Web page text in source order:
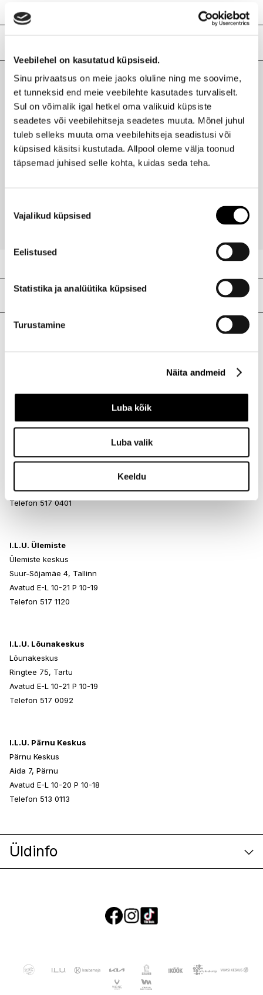
Veebilehel on kasutatud küpsiseid.
Sinu privaatsus on meie jaoks oluline ning me soovime,
et tunneksid end meie veebilehte kasutades turvaliselt.
Sul on võimalik igal hetkel oma valikuid küpsiste
seadetes või veebilehitseja seadetes muuta. Mõnel juhul
tuleb selleks muuta oma veebilehitseja seadistusi või
küpsised käsitsi kustutada. Allpool oleme välja toonud
täpsemad juhised selle kohta, kuidas seda teha.
valik
Vajalikud küpsised
Eelistused
Statistika ja analüütika küpsised
Turustamine
Näita andmeid
Luba kõik
Luba valik
Keeldu
Dimethyl Ether, Alcohol Denat., Aqua, Polyurethane-14, Rosa
PEG/PPG-41/3 Aminoethyl PG-Propyl Dimethicone,
Panthenol, Helianthus Annuus Seed Extract, Glycerin, Rosa
Gallica Flower Extract, Vaccinium Myrtillus Fruit Extract,
Butylene Glycol, Potassium Sorbate, Sorbic Acid, Citric Acid,
Parfum.
BJÖRK
Laokood
H0194391
Viimati vaadatud tooted
Ilus
BJÖRK
Meie poed
Rocca al Mare Kaubanduskeskus
Avatud E-L 10-21 P 10-19
Telefon 517 0401
I.L.U. Ülemiste
Ülemiste keskus
Suur-Sõjamäe 4, Tallinn
Avatud E-L 10-21 P 10-19
Telefon 517 1120
I.L.U. Lõunakeskus
Lõunakeskus
Ringtee 75, Tartu
Avatud E-L 10-21 P 10-19
Telefon 517 0092
I.L.U. Pärnu Keskus
Pärnu Keskus
Aida 7, Pärnu
Avatud E-L 10-20 P 10-18
Telefon 513 0113
Üldinfo